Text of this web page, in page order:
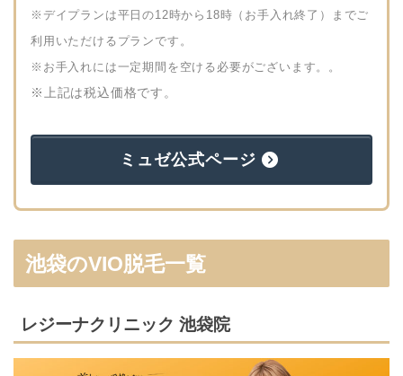
※デイプランは平日の12時から18時（お手入れ終了）までご
利用いただけるプランです。
※お手入れには一定期間を空ける必要がございます。。
※上記は税込価格です。
ミュゼ公式ページ
池袋のVIO脱毛一覧
レジーナクリニック 池袋院